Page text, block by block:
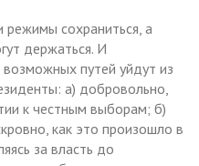
сохраниться, а
держаться. И
путей уйдут из
а) добровольно,
к честным выборам; б)
как это произошло в
за власть до